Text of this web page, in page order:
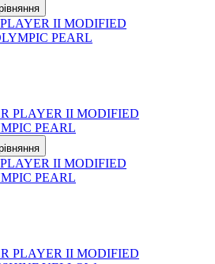
PLAYER II MODIFIED
PEARL
PLAYER II MODIFIED
PEARL